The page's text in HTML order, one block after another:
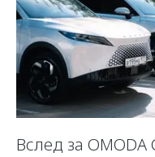
Вслед за OMODA